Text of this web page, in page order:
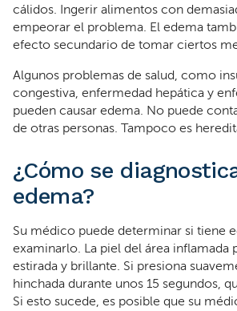
cálidos. Ingerir alimentos con
empeorar el problema. El edema
efecto secundario de tomar ciertos
Algunos problemas de salud, como
congestiva, enfermedad hepática y
pueden causar edema. No puede
de otras personas. Tampoco es
¿Cómo se
edema?
Su médico puede determinar si tiene
examinarlo. La piel del área inflamada
estirada y brillante. Si presiona
hinchada durante unos 15 segundos,
Si esto sucede, es posible que su